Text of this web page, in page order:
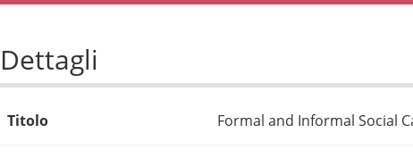
Dettagli
Titolo Formal and Informal Social